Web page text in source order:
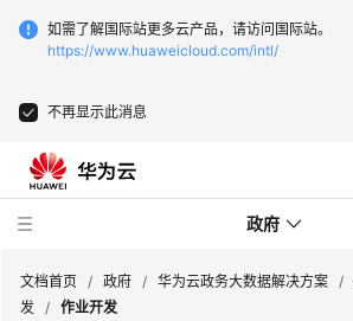
如需了解国际站更多云产品，请访问国际站。
https://www.huaweicloud.com/intl/
不再显示此消息
政府
文档首页 / 政府 / 华为云政务大数据解决方案 /
发 / 作业开发